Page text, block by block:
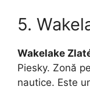
5.
Wakelake
Piesky. Zonă
nautice. Este